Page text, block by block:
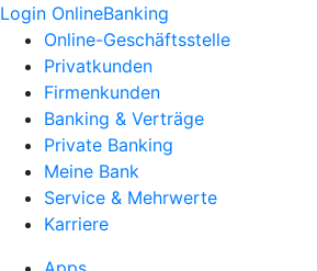
Login OnlineBanking
Online-Geschäftsstelle
Privatkunden
Firmenkunden
Banking & Verträge
Private Banking
Meine Bank
Service & Mehrwerte
Karriere